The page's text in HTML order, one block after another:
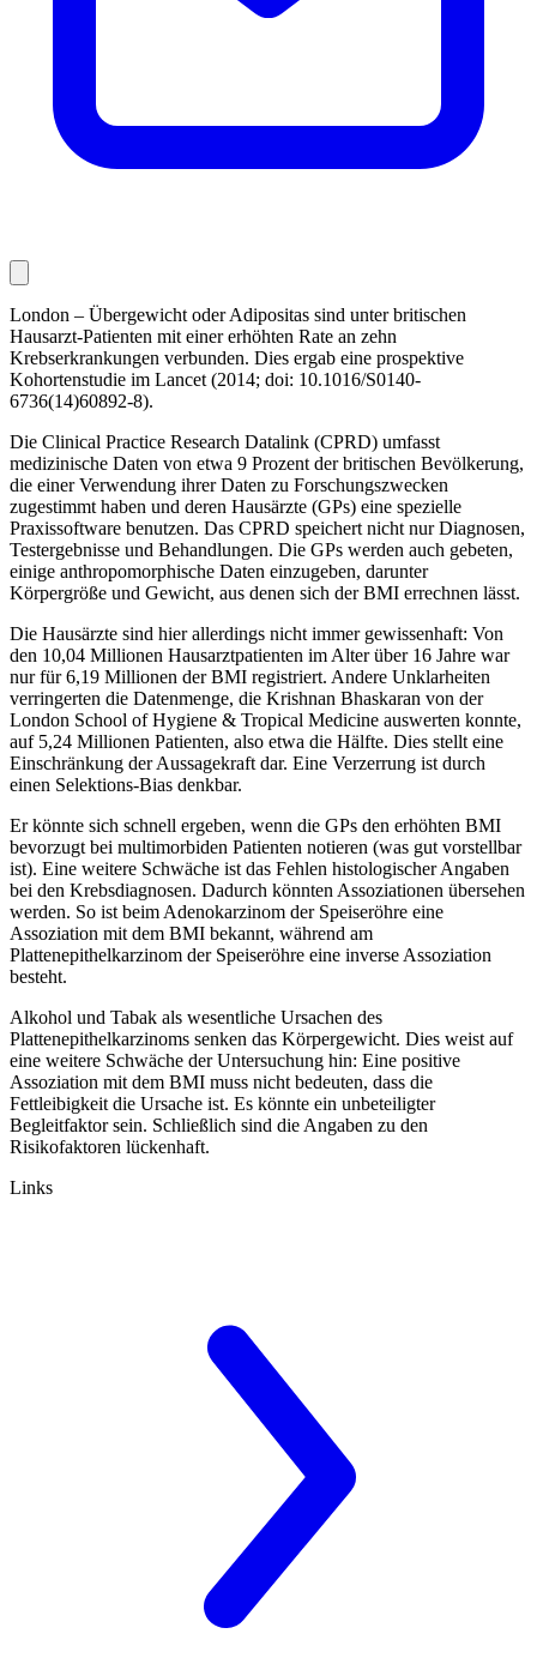
London – Übergewicht oder Adipositas sind unter britischen
Hausarzt-Patienten mit einer erhöhten Rate an zehn
Krebserkrankungen verbunden. Dies ergab eine prospektive
Kohortenstudie im Lancet (2014; doi: 10.1016/S0140-
6736(14)60892-8).
Die Clinical Practice Research Datalink (CPRD) umfasst
medizinische Daten von etwa 9 Prozent der britischen Bevölkerung,
die einer Verwendung ihrer Daten zu Forschungs­zwecken
zugestimmt haben und deren Hausärzte (GPs) eine spezielle
Praxissoftware benutzen. Das CPRD speichert nicht nur Diagnosen,
Testergebnisse und Behandlungen. Die GPs werden auch gebeten,
einige anthropomorphische Daten einzugeben, darunter
Körpergröße und Gewicht, aus denen sich der BMI errechnen lässt.
Die Hausärzte sind hier allerdings nicht immer gewissenhaft: Von
den 10,04 Millionen Hausarztpatienten im Alter über 16 Jahre war
nur für 6,19 Millionen der BMI registriert. Andere Unklarheiten
verringerten die Datenmenge, die Krishnan Bhaskaran von der
London School of Hygiene & Tropical Medicine auswerten konnte,
auf 5,24 Millionen Patienten, also etwa die Hälfte. Dies stellt eine
Einschränkung der Aussagekraft dar. Eine Verzerrung ist durch
einen Selektions-Bias denkbar.
Er könnte sich schnell ergeben, wenn die GPs den erhöhten BMI
bevorzugt bei multimor­biden Patienten notieren (was gut vorstellbar
ist). Eine weitere Schwäche ist das Fehlen histologischer Angaben
bei den Krebsdiagnosen. Dadurch könnten Assoziationen übersehen
werden. So ist beim Adenokarzinom der Speiseröhre eine
Assoziation mit dem BMI bekannt, während am
Plattenepithelkarzinom der Speiseröhre eine inverse Assoziation
besteht.
Alkohol und Tabak als wesentliche Ursachen des
Plattenepithelkarzinoms senken das Körpergewicht. Dies weist auf
eine weitere Schwäche der Untersuchung hin: Eine positive
Assoziation mit dem BMI muss nicht bedeuten, dass die
Fettleibigkeit die Ursache ist. Es könnte ein unbeteiligter
Begleitfaktor sein. Schließlich sind die Angaben zu den
Risikofaktoren lückenhaft.
Links